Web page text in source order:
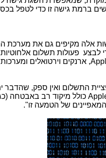
ברמת גישה זו כדי לטפל
אלה מקיפים גם את מערכת
לבצע פעולות תשלום
, ארנקים וירטואלים
התשלום ואין ספק, שהדבר
כולל מיקוד רב באבטחה
של הטמעה זו".